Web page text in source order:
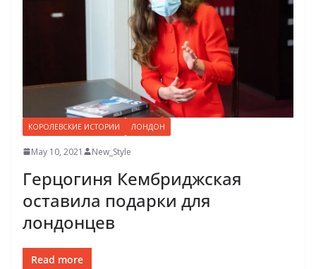
КОРОЛЕВСКИЕ ИСТОРИИ ЛОНДОН
May 10, 2021 New_Style
Герцогиня Кембриджская
оставила подарки для
лондонцев
Read more